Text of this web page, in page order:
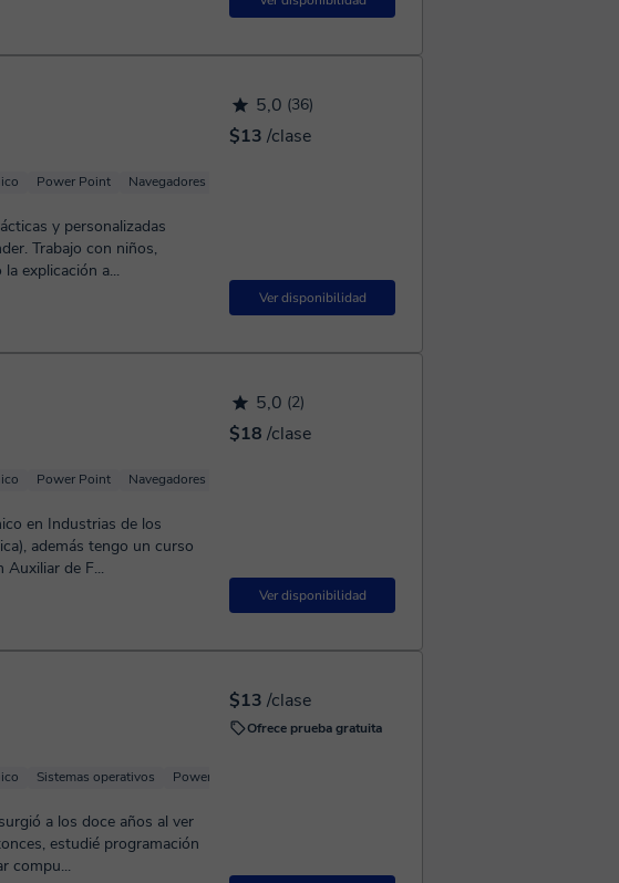
5,0 (36)
$13 /clase
Ver disponibilidad
Power Point Navegadores
y personalizadas
Trabajo con niños,
explicación a...
5,0 (2)
$18 /clase
Ver disponibilidad
Power Point Navegadores
en Industrias de los
además tengo un curso
Auxiliar de F...
$13 /clase
Ofrece prueba gratuita
Sistemas operativos Power Point
a los doce años al ver
estudié programación
compu...